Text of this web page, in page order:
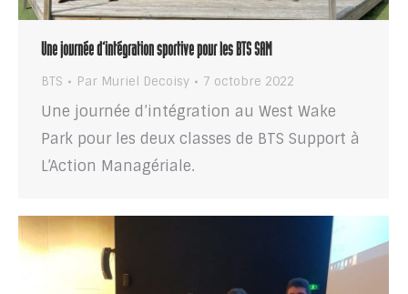
Une journée d’intégration sportive pour les BTS SAM
BTS Par Muriel Decoisy 7 octobre 2022
Une journée d’intégration au West Wake
Park pour les deux classes de BTS Support à
L’Action Managériale.